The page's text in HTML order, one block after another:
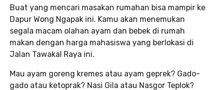
Buat yang mencari masakan rumahan bisa mampir ke
Dapur Wong Ngapak ini. Kamu akan menemukan
segala macam olahan ayam dan bebek di rumah
makan dengan harga mahasiswa yang berlokasi di
Jalan Tawakal Raya ini.
Mau ayam goreng kremes atau ayam geprek? Gado-
gado atau ketoprak? Nasi Gila atau Nasgor Teplok?